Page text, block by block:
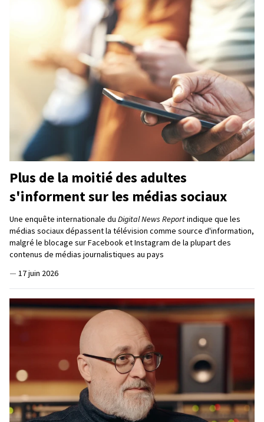
Plus de la moitié des adultes
s'informent sur les médias sociaux
Une enquête internationale du Digital News Reportindique que les
médias sociaux dépassent la télévision comme source d'information,
malgré le blocage sur Facebook et Instagram de la plupart des
contenus de médias journalistiques au pays
— 17 juin 2026